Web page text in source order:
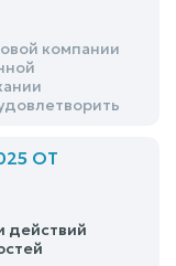
компании
ОТ
действий